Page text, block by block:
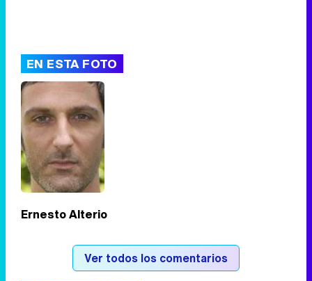
EN ESTA FOTO
Ernesto Alterio
Ver todos los comentarios